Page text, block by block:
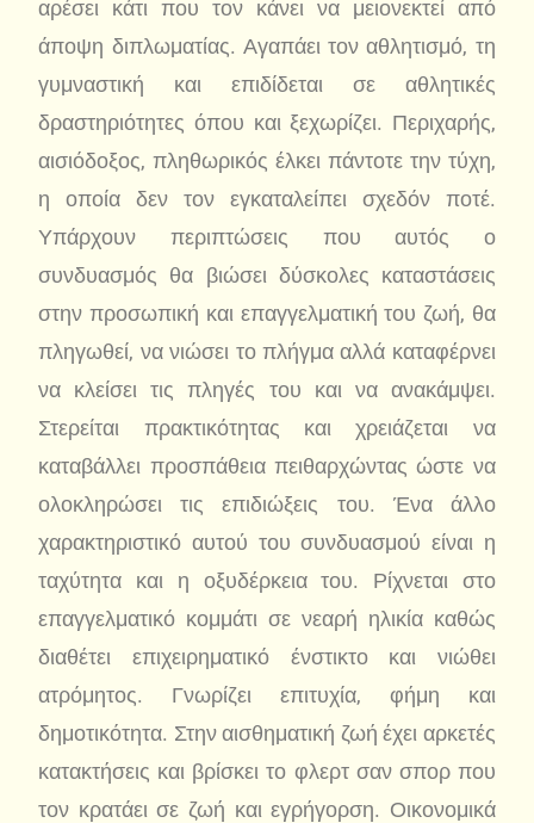
αρέσει κάτι που τον κάνει να μειονεκτεί από
άποψη διπλωματίας. Αγαπάει τον αθλητισμό, τη
γυμναστική και επιδίδεται σε αθλητικές
δραστηριότητες όπου και ξεχωρίζει. Περιχαρής,
αισιόδοξος, πληθωρικός έλκει πάντοτε την τύχη,
η οποία δεν τον εγκαταλείπει σχεδόν ποτέ.
Υπάρχουν περιπτώσεις που αυτός ο
συνδυασμός θα βιώσει δύσκολες καταστάσεις
στην προσωπική και επαγγελματική του ζωή, θα
πληγωθεί, να νιώσει το πλήγμα αλλά καταφέρνει
να κλείσει τις πληγές του και να ανακάμψει.
Στερείται πρακτικότητας και χρειάζεται να
καταβάλλει προσπάθεια πειθαρχώντας ώστε να
ολοκληρώσει τις επιδιώξεις του. Ένα άλλο
χαρακτηριστικό αυτού του συνδυασμού είναι η
ταχύτητα και η οξυδέρκεια του. Ρίχνεται στο
επαγγελματικό κομμάτι σε νεαρή ηλικία καθώς
διαθέτει επιχειρηματικό ένστικτο και νιώθει
ατρόμητος. Γνωρίζει επιτυχία, φήμη και
δημοτικότητα. Στην αισθηματική ζωή έχει αρκετές
κατακτήσεις και βρίσκει το φλερτ σαν σπορ που
τον κρατάει σε ζωή και εγρήγορση. Οικονομικά